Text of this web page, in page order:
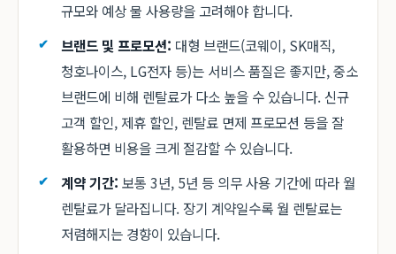
규모와 예상 물 사용량을 고려해야 합니다.
브랜드 및 프로모션: 대형 브랜드(코웨이, SK매직,
청호나이스, LG전자 등)는 서비스 품질은 좋지만, 중소
브랜드에 비해 렌탈료가 다소 높을 수 있습니다. 신규
고객 할인, 제휴 할인, 렌탈료 면제 프로모션 등을 잘
활용하면 비용을 크게 절감할 수 있습니다.
계약 기간: 보통 3년, 5년 등 의무 사용 기간에 따라 월
렌탈료가 달라집니다. 장기 계약일수록 월 렌탈료는
저렴해지는 경향이 있습니다.